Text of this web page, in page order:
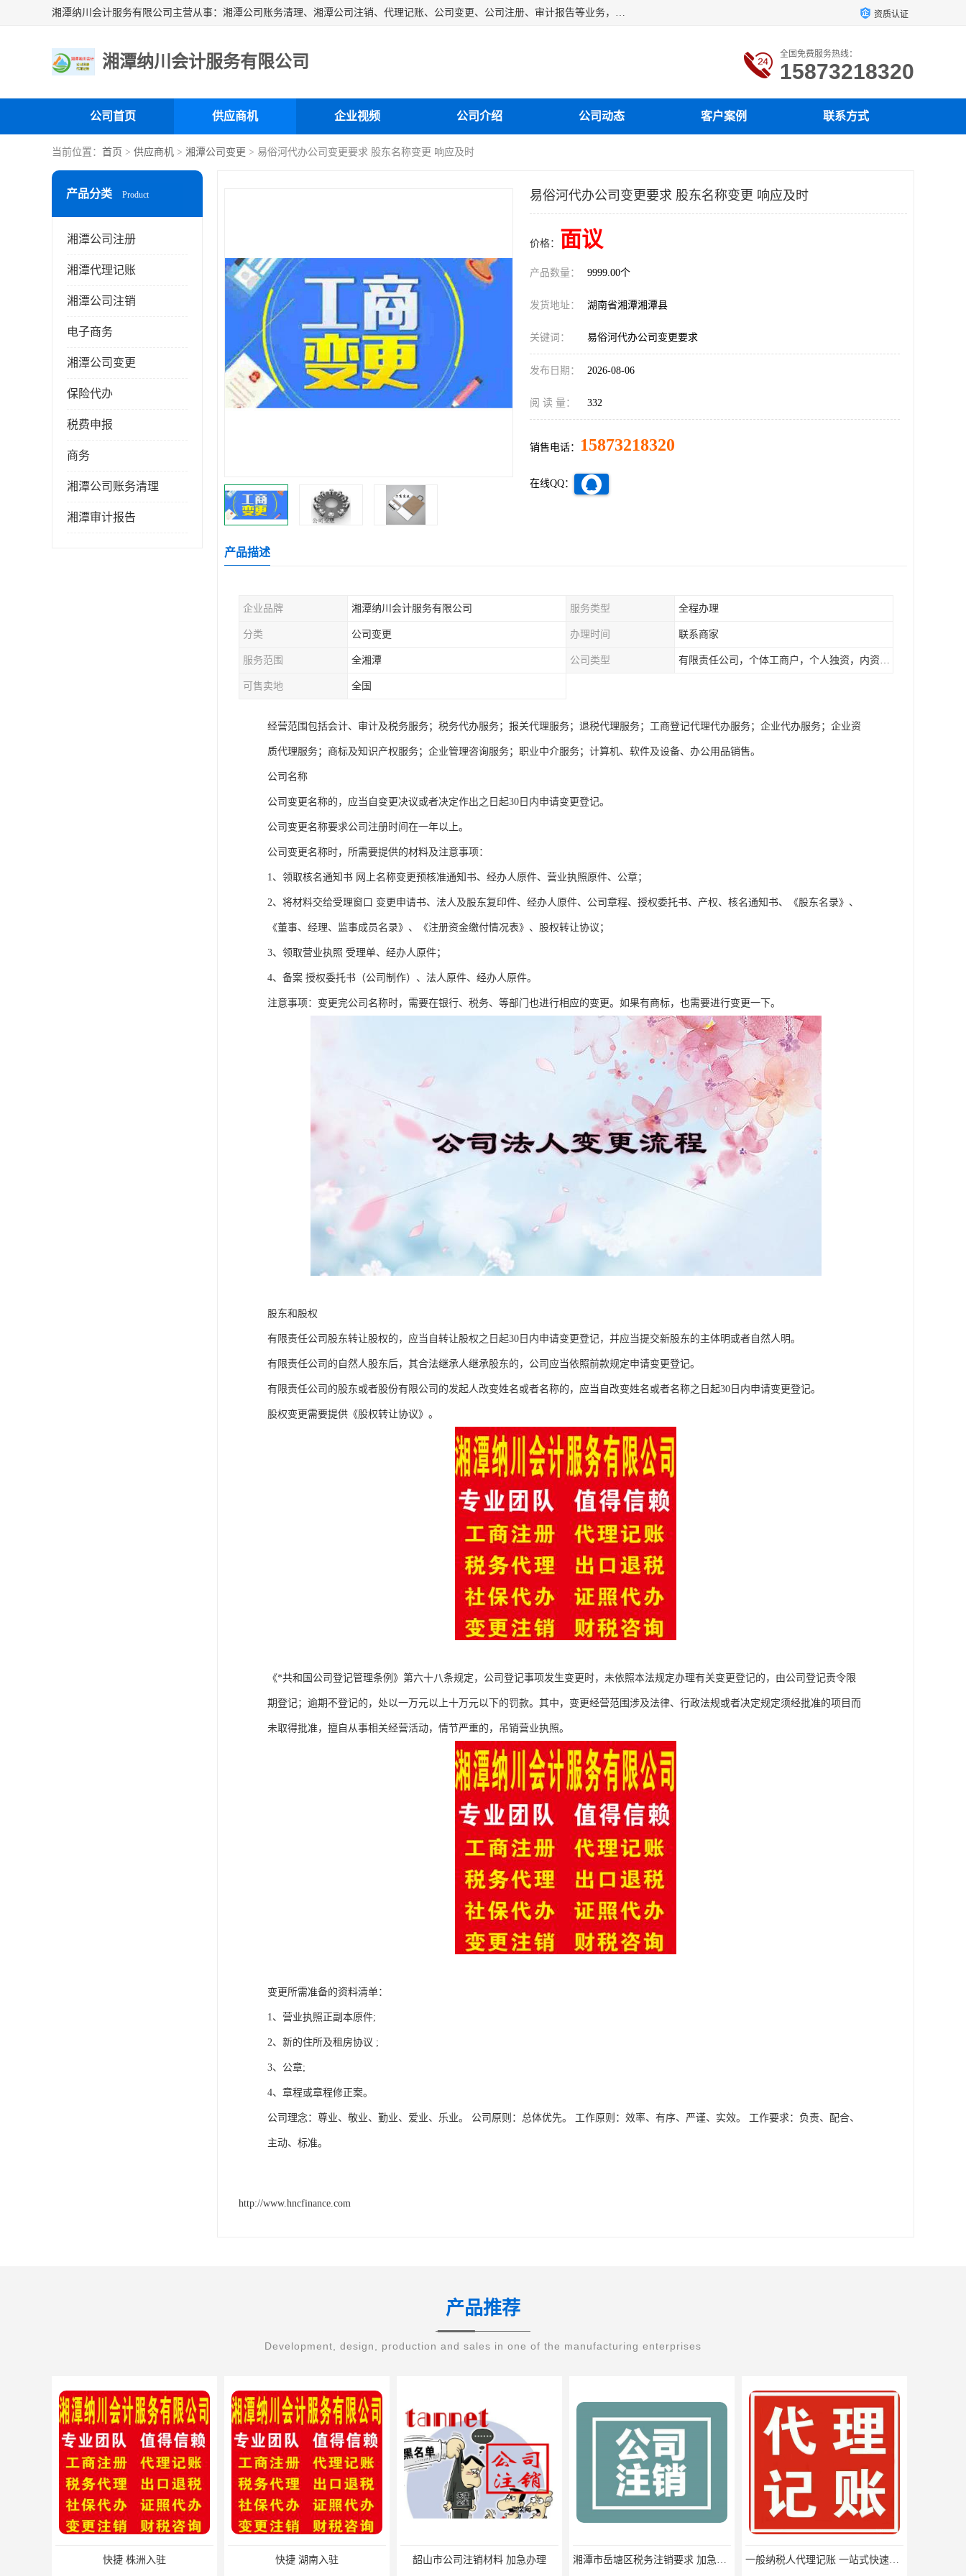
湘潭纳川会计服务有限公司主营从事：湘潭公司账务清理、湘潭公司注销、代理记账、公司变更、公司注册、审计报告等业务，公司设立有专门的代理注册部门，现有工商代办专员，部门经理从事工商代办多年，对各地区公司注册、公司变更、进出口业务等流程以及各行业公司注册、变更所需注意的细节都非常熟悉。 资质认证
湘潭纳川会计服务有限公司 全国免费服务热线：
15873218320
公司首页 供应商机 企业视频 公司介绍 公司动态 客户案例 联系方式
当前位置： 首页 > 供应商机 > 湘潭公司变更 > 易俗河代办公司变更要求 股东名称变更 响应及时
产品分类 Product
湘潭公司注册
湘潭代理记账
湘潭公司注销
电子商务
湘潭公司变更
保险代办
税费申报
商务
湘潭公司账务清理
湘潭审计报告
易俗河代办公司变更要求 股东名称变更 响应及时
价格： 面议
产品数量： 9999.00个
发货地址： 湖南省湘潭湘潭县
关键词： 易俗河代办公司变更要求
发布日期： 2026-08-06
阅 读 量： 332
销售电话： 15873218320
在线QQ：
产品描述
企业品牌 湘潭纳川会计服务有限公司 服务类型 全程办理
分类 公司变更 办理时间 联系商家
服务范围 全湘潭 公司类型 有限责任公司，个体工商户，个人独资，内资，外资
可售卖地 全国
经营范围包括会计、审计及税务服务；税务代办服务；报关代理服务；退税代理服务；工商登记代理代办服务；企业代办服务；企业资
质代理服务；商标及知识产权服务；企业管理咨询服务；职业中介服务；计算机、软件及设备、办公用品销售。
公司名称
公司变更名称的，应当自变更决议或者决定作出之日起30日内申请变更登记。
公司变更名称要求公司注册时间在一年以上。
公司变更名称时，所需要提供的材料及注意事项：
1、领取核名通知书 网上名称变更预核准通知书、经办人原件、营业执照原件、公章；
2、将材料交给受理窗口 变更申请书、法人及股东复印件、经办人原件、公司章程、授权委托书、产权、核名通知书、《股东名录》、
《董事、经理、监事成员名录》、《注册资金缴付情况表》、股权转让协议；
3、领取营业执照 受理单、经办人原件；
4、备案 授权委托书（公司制作）、法人原件、经办人原件。
注意事项：变更完公司名称时，需要在银行、税务、等部门也进行相应的变更。如果有商标，也需要进行变更一下。
股东和股权
有限责任公司股东转让股权的，应当自转让股权之日起30日内申请变更登记，并应当提交新股东的主体明或者自然人明。
有限责任公司的自然人股东后，其合法继承人继承股东的，公司应当依照前款规定申请变更登记。
有限责任公司的股东或者股份有限公司的发起人改变姓名或者名称的，应当自改变姓名或者名称之日起30日内申请变更登记。
股权变更需要提供《股权转让协议》。
《*共和国公司登记管理条例》第六十八条规定，公司登记事项发生变更时，未依照本法规定办理有关变更登记的，由公司登记责令限
期登记；逾期不登记的，处以一万元以上十万元以下的罚款。其中，变更经营范围涉及法律、行政法规或者决定规定须经批准的项目而
未取得批准，擅自从事相关经营活动，情节严重的，吊销营业执照。
变更所需准备的资料清单：
1、营业执照正副本原件;
2、新的住所及租房协议 ;
3、公章;
4、章程或章程修正案。
公司理念：尊业、敬业、勤业、爱业、乐业。 公司原则：总体优先。 工作原则：效率、有序、严谨、实效。 工作要求：负责、配合、
主动、标准。
http://www.hncfinance.com
产品推荐
Development, design, production and sales in one of the manufacturing enterprises
快捷 株洲入驻 快捷 湖南入驻 韶山市公司注销材料 加急办理 湘潭市岳塘区税务注销要求 加急办理 一般纳税人代理记账 一站式快速办理